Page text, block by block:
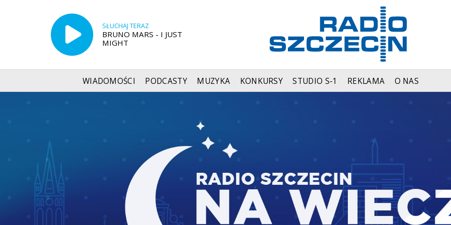
SŁUCHAJ TERAZ
BRUNO MARS - I JUST
MIGHT
WIADOMOŚCI PODCASTY MUZYKA KONKURSY STUDIO S-1 REKLAMA O NAS